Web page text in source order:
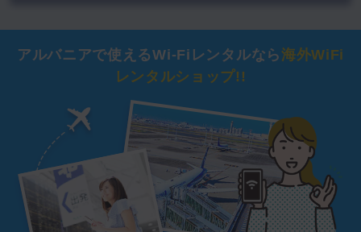
アルバニアで使えるWi-Fiレンタルなら海外WiFi
レンタルショップ!!